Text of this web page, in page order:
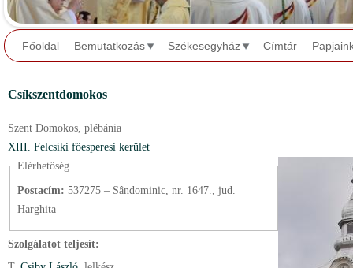
Főoldal Bemutatkozás Székesegyház Címtár
Csíkszentdomokos
Szent Domokos, plébánia
XIII. Felcsíki főesperesi kerület
Elérhetőség
Postacím: 537275 – Sândominic, nr. 1647., jud.
Harghita
Szolgálatot teljesít: